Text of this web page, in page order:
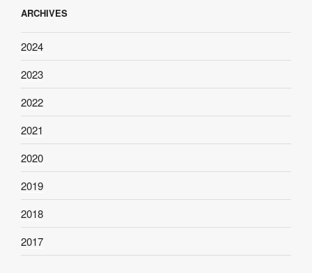
ARCHIVES
2024
2023
2022
2021
2020
2019
2018
2017